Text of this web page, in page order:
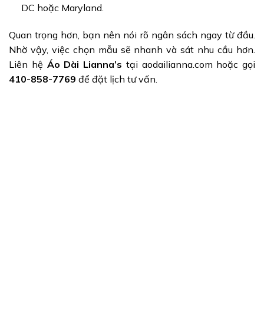
DC hoặc Maryland.
Quan trọng hơn, bạn nên nói rõ ngân sách ngay từ đầu.
Nhờ vậy, việc chọn mẫu sẽ nhanh và sát nhu cầu hơn.
Liên hệ Áo Dài Lianna’s tại aodailianna.com hoặc gọi
410-858-7769 để đặt lịch tư vấn.